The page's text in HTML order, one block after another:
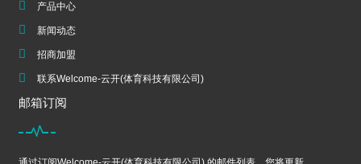
产品中心
新闻动态
招商加盟
联系Welcome-云开(体育科技有限公司)
邮箱订阅